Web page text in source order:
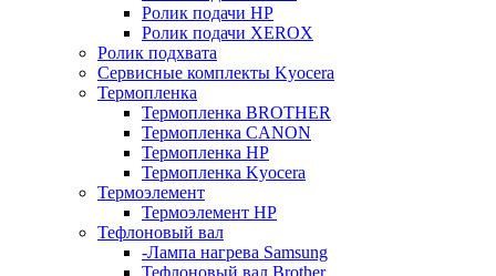
Ролик подачи HP
Ролик подачи XEROX
Ролик подхвата
Сервисные комплекты Kyocera
Термопленка
Термопленка BROTHER
Термопленка CANON
Термопленка HP
Термопленка Kyocera
Термоэлемент
Термоэлемент НР
Тефлоновый вал
-Лампа нагрева Samsung